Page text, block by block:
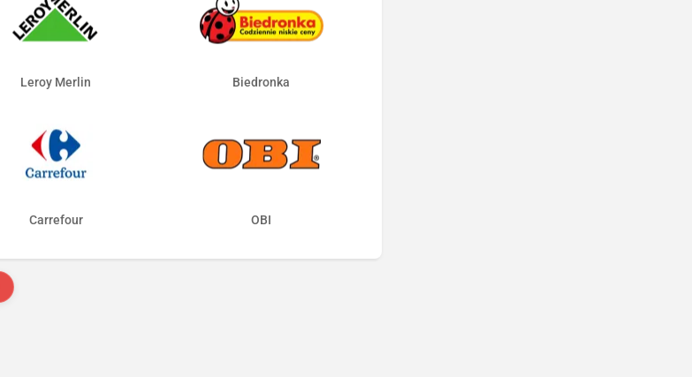
Leroy Merlin Biedronka
Carrefour OBI